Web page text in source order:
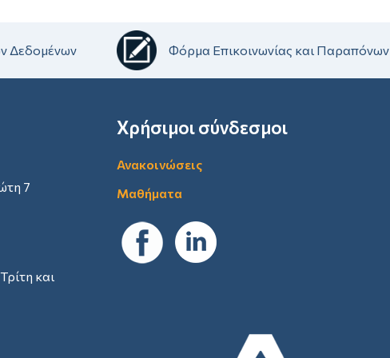
Δεδομένων Φόρμα Επικοινωνίας και Παραπόνων
7
και
Χρήσιμοι σύνδεσμοι
Ανακοινώσεις
Μαθήματα